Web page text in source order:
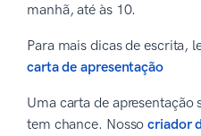
manhã, até às 10.
Para mais dicas de escrita,
carta de apresentação
Uma carta de
tem chance. Nossocriador